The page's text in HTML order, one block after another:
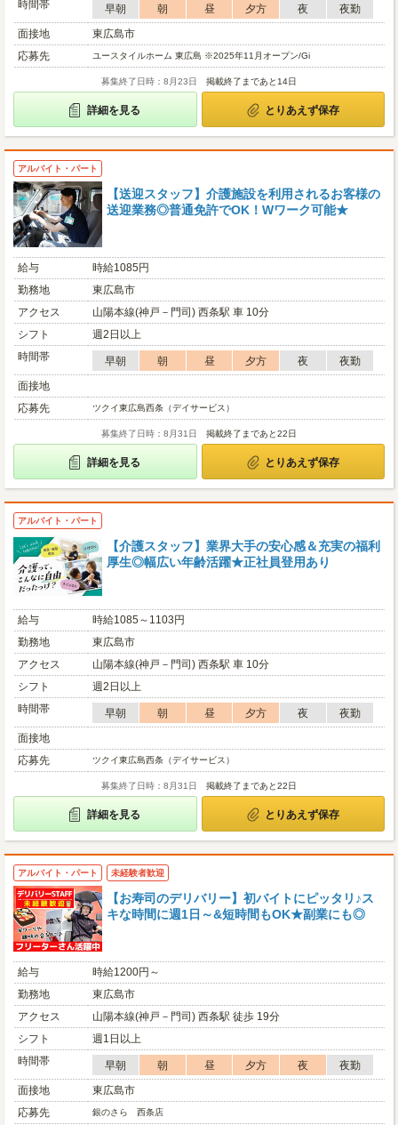
時間帯 早朝 朝 昼 夕方 夜
夜勤
面接地
東広島市
応募先
ユースタイルホーム 東広島 ※2025年11月オープン/Gi
募集終了日時：8月23日 掲載終了まであと14日
詳細を見る とりあえず保存
アルバイト・パート
【送迎スタッフ】介護施設を利用されるお客様の
送迎業務◎普通免許でOK！Wワーク可能★
給与
時給1085円
勤務地
東広島市
アクセス
山陽本線(神戸－門司) 西条駅 車 10分
シフト
週2日以上
時間帯
早朝 朝 昼 夕方 夜
夜勤
面接地
応募先
ツクイ東広島西条（デイサービス）
募集終了日時：8月31日 掲載終了まであと22日
詳細を見る とりあえず保存
アルバイト・パート
【介護スタッフ】業界大手の安心感＆充実の福利
厚生◎幅広い年齢活躍★正社員登用あり
給与
時給1085～1103円
勤務地
東広島市
アクセス
山陽本線(神戸－門司) 西条駅 車 10分
シフト
週2日以上
時間帯
早朝 朝 昼 夕方 夜
夜勤
面接地
応募先
ツクイ東広島西条（デイサービス）
募集終了日時：8月31日 掲載終了まであと22日
詳細を見る とりあえず保存
アルバイト・パート 未経験者歓迎
【お寿司のデリバリー】初バイトにピッタリ♪ス
キな時間に週1日～&短時間もOK★副業にも◎
給与
時給1200円～
勤務地
東広島市
アクセス
山陽本線(神戸－門司) 西条駅 徒歩 19分
シフト
週1日以上
時間帯
早朝 朝 昼 夕方 夜
夜勤
面接地
東広島市
応募先
銀のさら 西条店